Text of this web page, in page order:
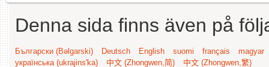
Denna sida finns även på
Български (Bəlgarski) Deutsch English suomi français
magyar
українська (ukrajins'ka)
中文 (Zhongwen,简) 中文 (Zhongwen,繁)